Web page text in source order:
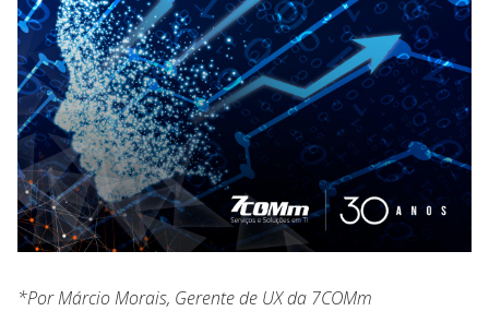
*Por Márcio Morais, Gerente de UX da 7COMm